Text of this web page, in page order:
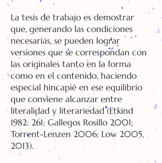
La tesis de trabajo es demostrar
que, generando las condiciones
necesarias, se pueden lograr
versiones que se correspondan con
las originales tanto en la forma
como en el contenido, haciendo
especial hincapié en ese equilibrio
que conviene alcanzar entre
literalidad y literariedad (Etkind
1982: 261; Gallegos Rosillo 2001;
Torrent-Lenzen 2006; Low 2005,
2013).